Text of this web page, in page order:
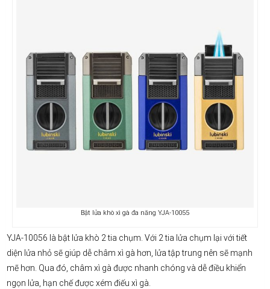
Bật lửa khò xì gà đa năng YJA-10055
YJA-10056 là bật lửa khò 2 tia chụm. Với 2 tia lửa chụm lại với tiết
diện lửa nhỏ sẽ giúp dễ châm xì gà hơn, lửa tập trung nên sẽ mạnh
mẽ hơn. Qua đó, châm xì gà được nhanh chóng và dễ điều khiển
ngọn lửa, hạn chế được xém điếu xì gà.